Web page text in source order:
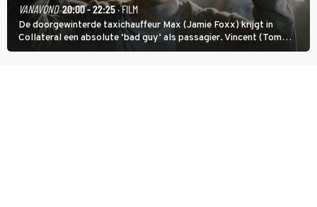
VANAVOND 20:00 - 22:25· FILM
De doorgewinterde taxichauffeur Max (Jamie Foxx) krijgt in
Collateral een absolute ‘bad guy’ als passagier. Vincent (Tom
Cruise) heeft hem nodig om hem de stad door te loodsen om een